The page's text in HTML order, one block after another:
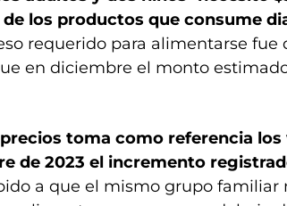
los productos que consume
requerido para alimentarse fue
en diciembre el monto
toma como referencia los
de 2023 el incremento
a que el mismo grupo familiar